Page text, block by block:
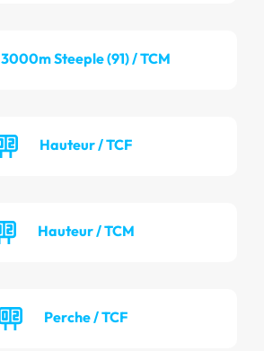
3000m Steeple (91) / TCM
Hauteur / TCF
Hauteur / TCM
Perche / TCF